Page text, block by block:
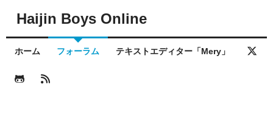
Haijin Boys Online
ホーム フォーラム テキストエディター「Mery」